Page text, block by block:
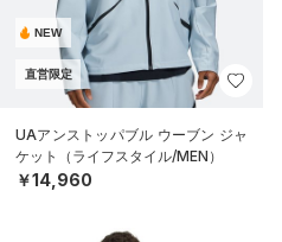
NEW
直営限定
UAアンストッパブル ウーブン ジャ
ケット（ライフスタイル/MEN）
￥14,960